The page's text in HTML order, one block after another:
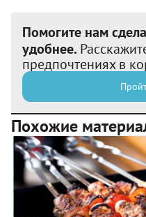
Помогите нам
удобнее.
предпочтениях в
Похожие